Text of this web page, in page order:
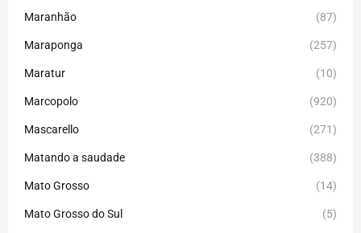
Maranhão (87)
Maraponga (257)
Maratur (10)
Marcopolo (920)
Mascarello (271)
Matando a saudade (388)
Mato Grosso (14)
Mato Grosso do Sul (5)